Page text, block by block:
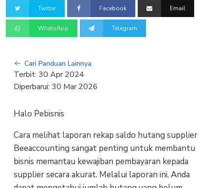
Twitter Facebook Email
WhatsApp Telegram
Cari Panduan Lainnya
Terbit: 30 Apr 2024
Diperbarui: 30 Mar 2026
Halo Pebisnis
Cara melihat laporan rekap saldo hutang supplier
Beeaccounting sangat penting untuk membantu
bisnis memantau kewajiban pembayaran kepada
supplier secara akurat. Melalui laporan ini, Anda